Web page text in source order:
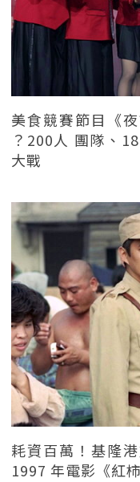
美食競賽節目《
？200人 團隊、
大戰
耗資百萬！基隆
1997 年電影《紅柿